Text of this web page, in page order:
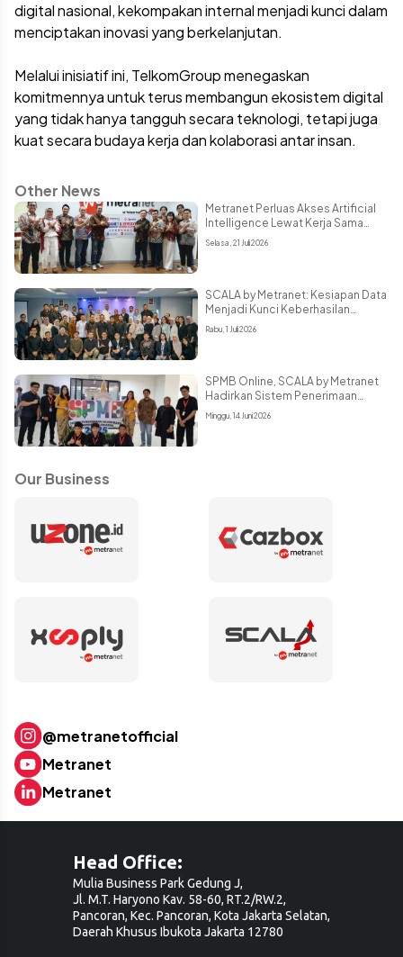
digital nasional, kekompakan internal menjadi kunci dalam
menciptakan inovasi yang berkelanjutan.
Melalui inisiatif ini, TelkomGroup menegaskan
komitmennya untuk terus membangun ekosistem digital
yang tidak hanya tangguh secara teknologi, tetapi juga
kuat secara budaya kerja dan kolaborasi antar insan.
Other News
Metranet Perluas Akses Artificial
Intelligence Lewat Kerja Sama
Strategis dengan Zevolve AI
Selasa, 21 Juli 2026
SCALA by Metranet: Kesiapan Data
Menjadi Kunci Keberhasilan
Implementasi AI di Berbagai
Rabu, 1 Juli 2026
SPMB Online, SCALA by Metranet
Hadirkan Sistem Penerimaan
Peserta Didik Terintegrasi dan
Andal
Minggu, 14 Juni 2026
Our Business
@metranetofficial
Metranet
Metranet
Head Office:
Mulia Business Park Gedung J,
Jl. M.T. Haryono Kav. 58-60, RT.2/RW.2,
Pancoran, Kec. Pancoran, Kota Jakarta Selatan,
Daerah Khusus Ibukota Jakarta 12780